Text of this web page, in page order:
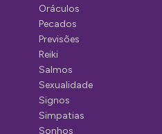
Oráculos
Pecados
Previsões
Reiki
Salmos
Sexualidade
Signos
Simpatias
Sonhos